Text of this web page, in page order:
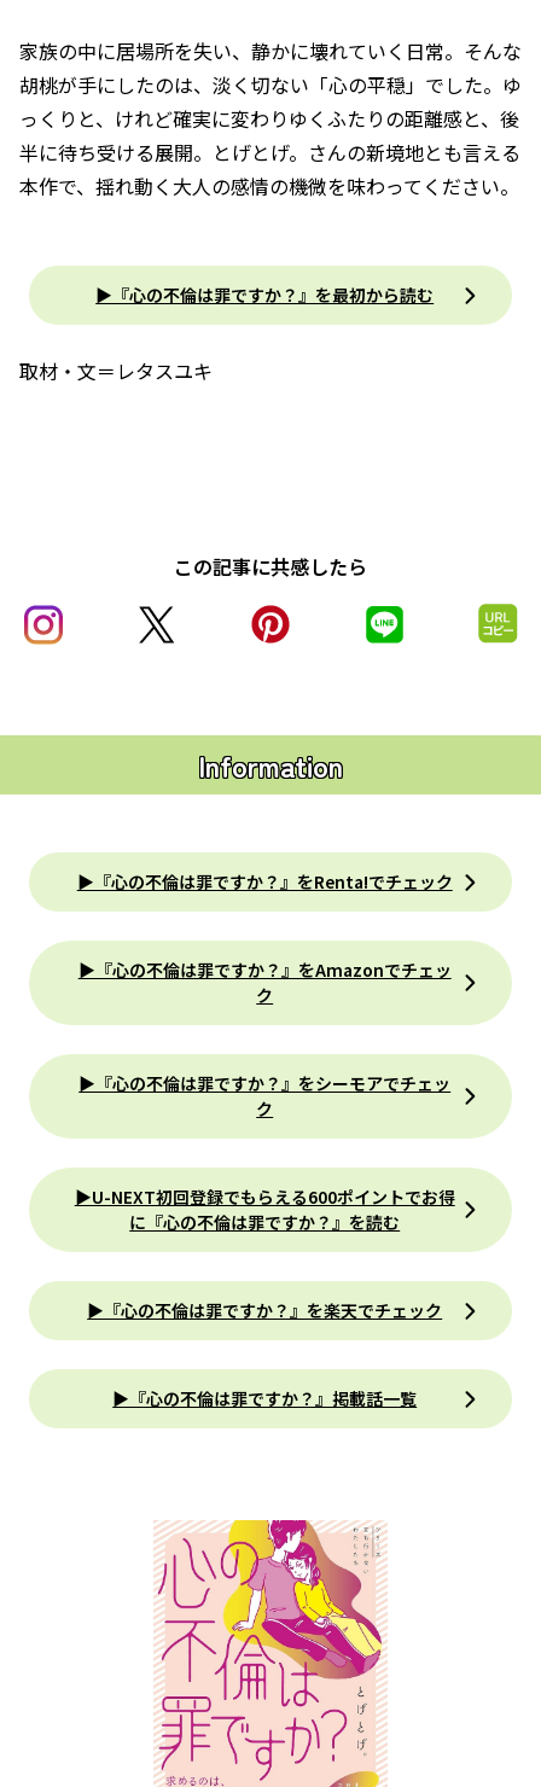
家族の中に居場所を失い、静かに壊れていく日常。そんな
胡桃が手にしたのは、淡く切ない「心の平穏」でした。ゆ
っくりと、けれど確実に変わりゆくふたりの距離感と、後
半に待ち受ける展開。とげとげ。さんの新境地とも言える
本作で、揺れ動く大人の感情の機微を味わってください。
▶『心の不倫は罪ですか？』を最初から読む
取材・文＝レタスユキ
この記事に共感したら
Information
▶『心の不倫は罪ですか？』をRenta!でチェック
▶『心の不倫は罪ですか？』をAmazonでチェッ
ク
▶『心の不倫は罪ですか？』をシーモアでチェッ
ク
▶U-NEXT初回登録でもらえる600ポイントでお得
に『心の不倫は罪ですか？』を読む
▶『心の不倫は罪ですか？』を楽天でチェック
▶『心の不倫は罪ですか？』掲載話一覧